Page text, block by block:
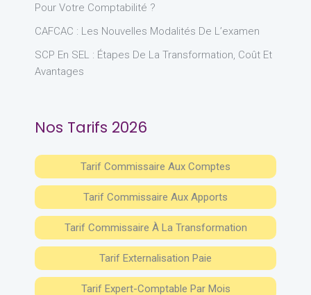
Pour Votre Comptabilité ?
CAFCAC : Les Nouvelles Modalités De L’examen
SCP En SEL : Étapes De La Transformation, Coût Et
Avantages
Nos Tarifs 2026
Tarif Commissaire Aux Comptes
Tarif Commissaire Aux Apports
Tarif Commissaire À La Transformation
Tarif Externalisation Paie
Tarif Expert-Comptable Par Mois